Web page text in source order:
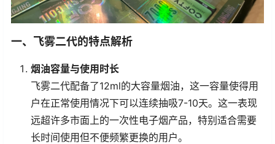
一、飞雾二代的特点解析
烟油容量与使用时长
飞雾二代配备了12ml的大容量烟油，这一容量使得用
户在正常使用情况下可以连续抽吸7-10天。这一表现
远超许多市面上的一次性电子烟产品，特别适合需要
长时间使用但不便频繁更换的用户。